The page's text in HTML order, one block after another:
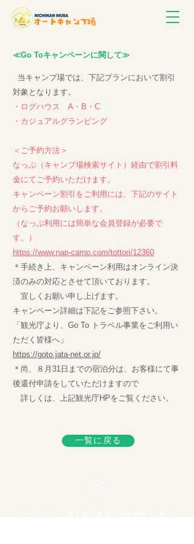
≪Go Toキャンペーンに関して≫
当キャンプ場では、下記プランにおいて割引
対象となります。
・ログハウス A・B・C
・カジュアルグランピング
＜ご予約方法＞
なっぷ（キャンプ場検索サイト）経由で割引料
金にてご予約いただけます。
キャンペーン割引をご利用には、下記のサイト
からご予約お願いします。
（なっぷ利用には簡単な会員登録が必要で
す。）
https://www.nap-camp.com/tottori/12360
＊手続き上、キャンペーン利用はオンライン決
済のみの対応とさせて頂いております。
宜しくお願い申し上げます。
キャンペーン詳細は下記をご参照下さい。
「観光庁より、Go To トラベル事業をご利用い
ただく皆様へ」
https://goto.jata-net.or.jp/
＊尚、８月31日までの宿泊分は、お客様にて事
後還付申請をしていただけますので
詳しくは、上記観光庁HPをご覧ください。
一覧に戻る